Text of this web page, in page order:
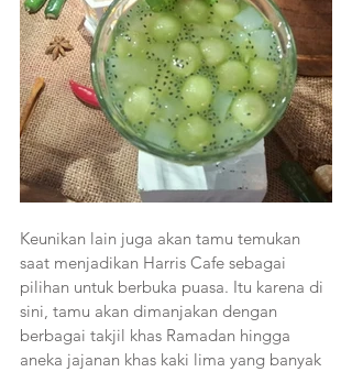
Keunikan lain juga akan tamu temukan
saat menjadikan Harris Cafe sebagai
pilihan untuk berbuka puasa. Itu karena di
sini, tamu akan dimanjakan dengan
berbagai takjil khas Ramadan hingga
aneka jajanan khas kaki lima yang banyak